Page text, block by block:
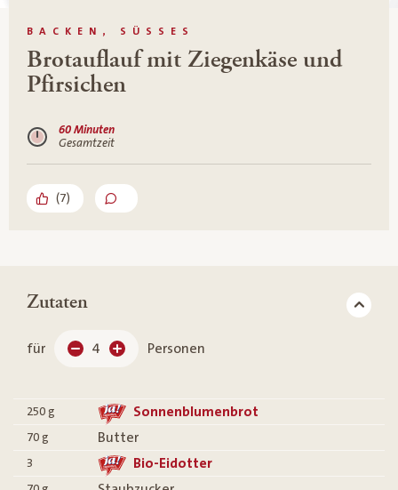
BACKEN, SÜSSES
Brotauflauf mit Ziegenkäse und
Pfirsichen
60 Minuten
Gesamtzeit
(7)
Zutaten
für 4 Personen
250 g Sonnenblumenbrot
70 g Butter
3 Bio-Eidotter